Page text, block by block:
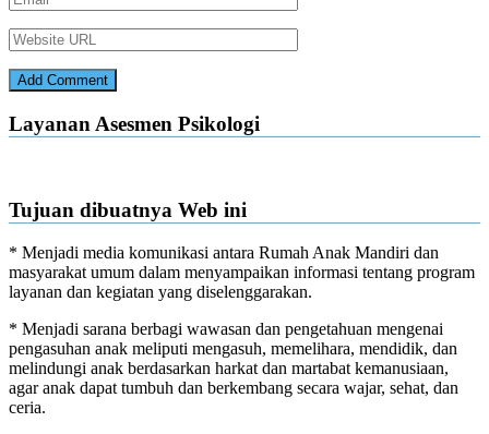
Layanan Asesmen Psikologi
Tujuan dibuatnya Web ini
* Menjadi media komunikasi antara Rumah Anak Mandiri dan
masyarakat umum dalam menyampaikan informasi tentang program
layanan dan kegiatan yang diselenggarakan.
* Menjadi sarana berbagi wawasan dan pengetahuan mengenai
pengasuhan anak meliputi mengasuh, memelihara, mendidik, dan
melindungi anak berdasarkan harkat dan martabat kemanusiaan,
agar anak dapat tumbuh dan berkembang secara wajar, sehat, dan
ceria.